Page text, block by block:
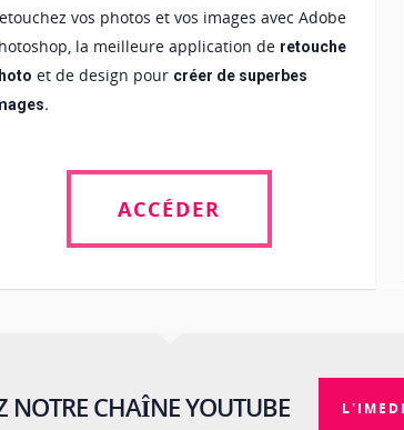
vos photos et vos images avec Adobe
la meilleure application de retouche
et de design pour créer de superbes
ACCÉDER
NOTRE CHAÎNE YOUTUBE